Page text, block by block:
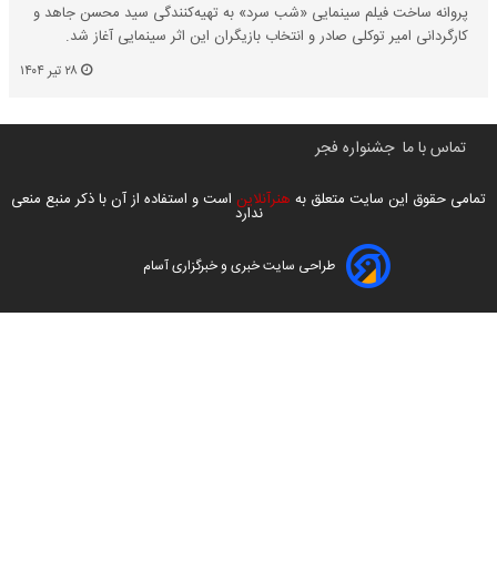
پروانه ساخت فیلم سینمایی «شب سرد» به تهیه‌کنندگی سید محسن جاهد و
کارگردانی امیر توکلی صادر و انتخاب بازیگران این اثر سینمایی آغاز شد.
تماس با ما جشنواره فجر
تمامی حقوق این سایت متعلق به هنرآنلاین است و استفاده از آن با ذکر منبع منعی
ندارد
طراحی سایت خبری و خبرگزاری آسام